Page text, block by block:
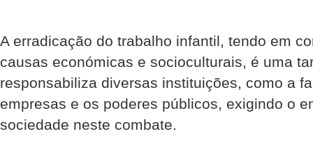
A erradicação do trabalho infantil, tendo em
causas económicas e socioculturais, é uma
responsabiliza diversas instituições, como a
empresas e os poderes públicos, exigindo o
sociedade neste combate.